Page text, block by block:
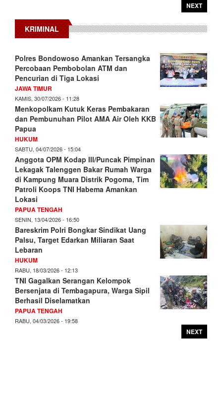
NEXT
KRIMINAL
Polres Bondowoso Amankan Tersangka
Percobaan Pembobolan ATM dan
Pencurian di Tiga Lokasi
JAWA TIMUR
KAMIS, 30/07/2026 - 11:28
Menkopolkam Kutuk Keras Pembakaran
dan Pembunuhan Pilot AMA Air Oleh KKB
Papua
HUKUM
SABTU, 04/07/2026 - 15:04
Anggota OPM Kodap III/Puncak Pimpinan
Lekagak Talenggen Bakar Rumah Warga
di Kampung Muara Distrik Pogoma, Tim
Patroli Koops TNI Habema Amankan
Lokasi
PAPUA TENGAH
SENIN, 13/04/2026 - 16:50
Bareskrim Polri Bongkar Sindikat Uang
Palsu, Target Edarkan Miliaran Saat
Lebaran
HUKUM
RABU, 18/03/2026 - 12:13
TNI Gagalkan Serangan Kelompok
Bersenjata di Tembagapura, Warga Sipil
Berhasil Diselamatkan
PAPUA TENGAH
RABU, 04/03/2026 - 19:58
NEXT